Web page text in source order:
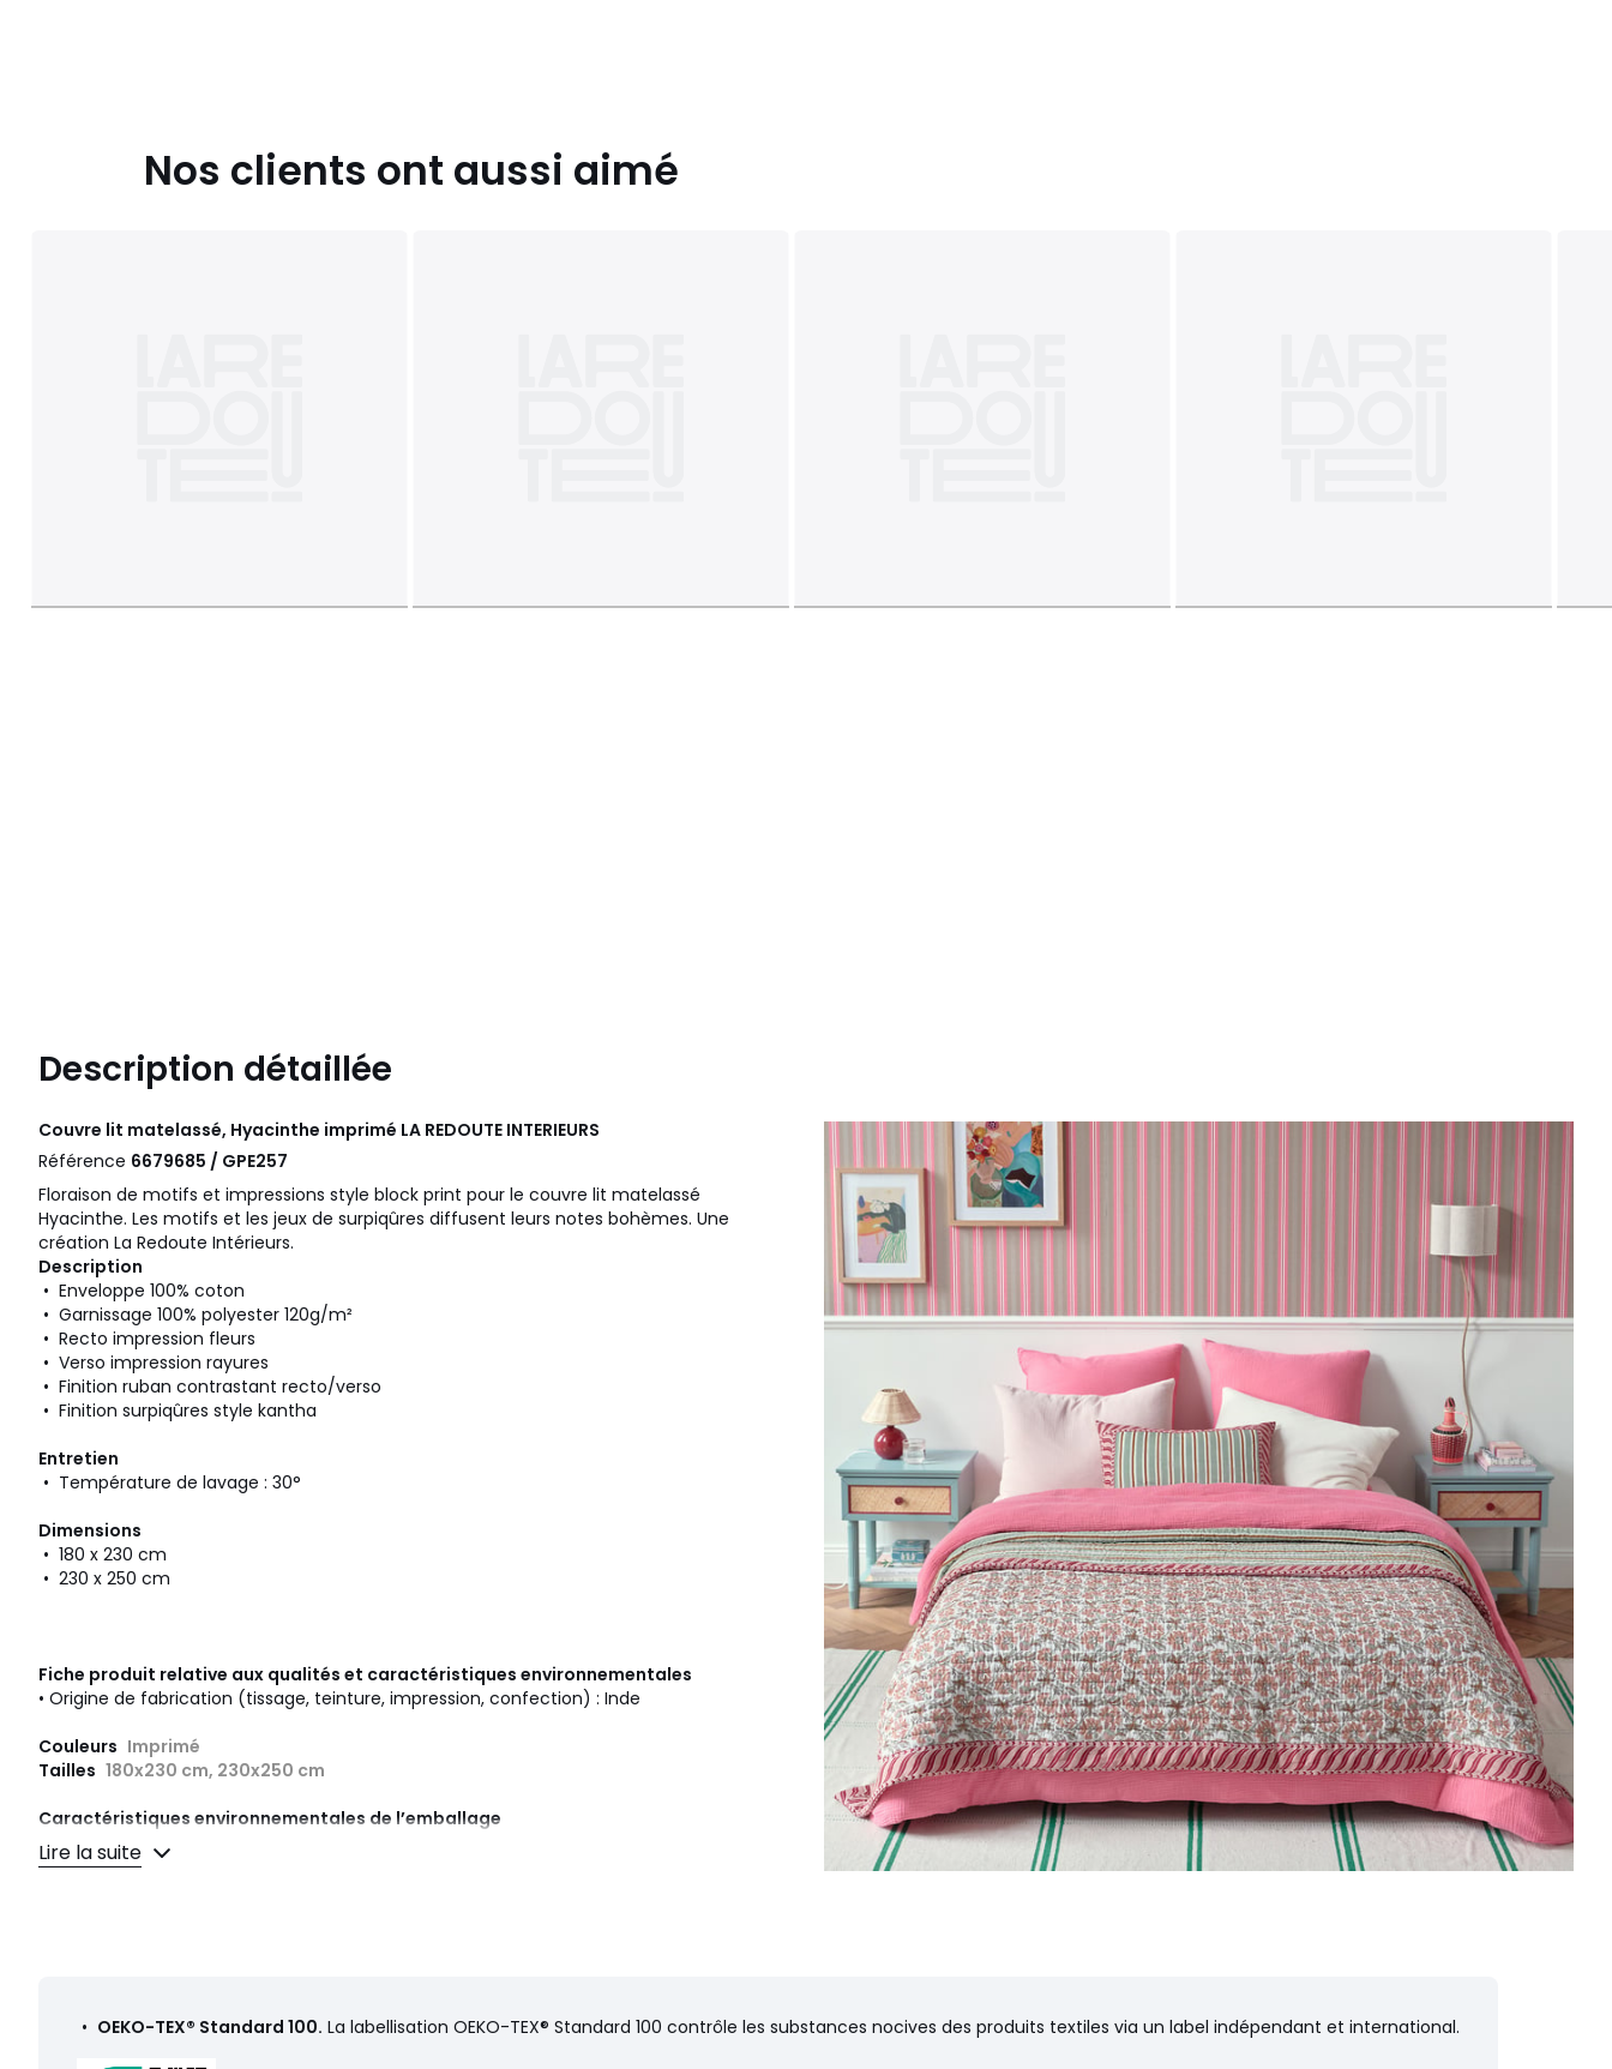
Nos clients ont aussi aimé
Description détaillée
Couvre lit matelassé, Hyacinthe imprimé LA REDOUTE INTERIEURS
Référence 6679685 / GPE257
Floraison de motifs et impressions style block print pour le couvre lit matelassé
Hyacinthe. Les motifs et les jeux de surpiqûres diffusent leurs notes bohèmes. Une
création La Redoute Intérieurs.
Description
• Enveloppe 100% coton
• Garnissage 100% polyester 120g/m²
• Recto impression fleurs
• Verso impression rayures
• Finition ruban contrastant recto/verso
• Finition surpiqûres style kantha
Entretien
• Température de lavage : 30°
Dimensions
• 180 x 230 cm
• 230 x 250 cm
Fiche produit relative aux qualités et caractéristiques environnementales
• Origine de fabrication (tissage, teinture, impression, confection) : Inde
Couleurs Imprimé
Tailles 180x230 cm, 230x250 cm
Caractéristiques environnementales de l’emballage
En savoir plus sur nos emballages
Lire la suite
• OEKO-TEX® Standard 100. La labellisation OEKO-TEX® Standard 100 contrôle les substances nocives des produits textiles via un label indépendant et international.